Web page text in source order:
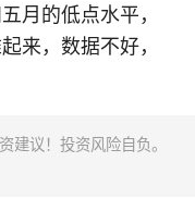
月的低点水平，
来，数据不好，
建议！投资风险自负。